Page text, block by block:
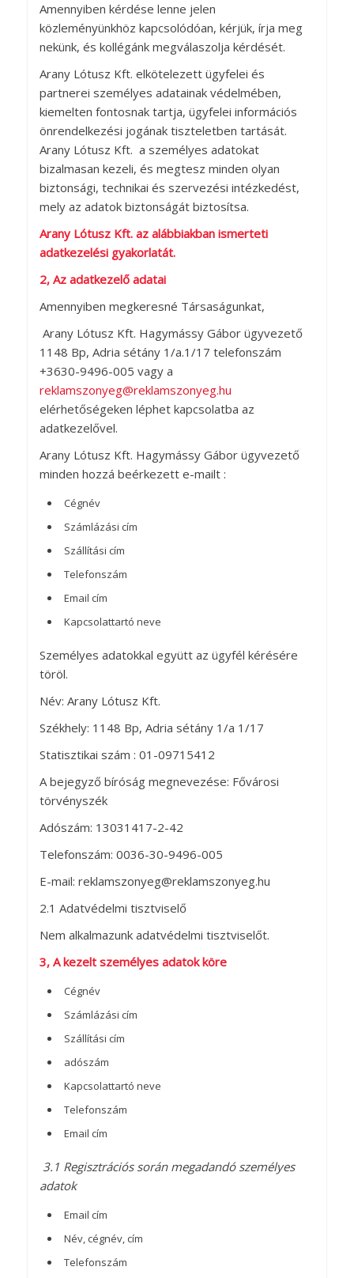
Amennyiben kérdése lenne jelen
közleményünkhöz kapcsolódóan, kérjük, írja meg
nekünk, és kollégánk megválaszolja kérdését.
Arany Lótusz Kft. elkötelezett ügyfelei és
partnerei személyes adatainak védelmében,
kiemelten fontosnak tartja, ügyfelei információs
önrendelkezési jogának tiszteletben tartását.
Arany Lótusz Kft. a személyes adatokat
bizalmasan kezeli, és megtesz minden olyan
biztonsági, technikai és szervezési intézkedést,
mely az adatok biztonságát biztosítsa.
Arany Lótusz Kft. az alábbiakban ismerteti
adatkezelési gyakorlatát.
2, Az adatkezelő adatai
Amennyiben megkeresné Társaságunkat,
Arany Lótusz Kft. Hagymássy Gábor ügyvezető
1148 Bp, Adria sétány 1/a.1/17 telefonszám
+3630-9496-005 vagy a
reklamszonyeg@reklamszonyeg.hu
elérhetőségeken léphet kapcsolatba az
adatkezelővel.
Arany Lótusz Kft. Hagymássy Gábor ügyvezető
minden hozzá beérkezett e-mailt :
Cégnév
Számlázási cím
Szállítási cím
Telefonszám
Email cím
Kapcsolattartó neve
Személyes adatokkal együtt az ügyfél kérésére
töröl.
Név: Arany Lótusz Kft.
Székhely: 1148 Bp, Adria sétány 1/a 1/17
Statisztikai szám : 01-09715412
A bejegyző bíróság megnevezése: Fővárosi
törvényszék
Adószám: 13031417-2-42
Telefonszám: 0036-30-9496-005
E-mail: reklamszonyeg@reklamszonyeg.hu
2.1 Adatvédelmi tisztviselő
Nem alkalmazunk adatvédelmi tisztviselőt.
3, A kezelt személyes adatok köre
Cégnév
Számlázási cím
Szállítási cím
adószám
Kapcsolattartó neve
Telefonszám
Email cím
3.1 Regisztrációs során megadandó személyes
adatok
Email cím
Név, cégnév, cím
Telefonszám